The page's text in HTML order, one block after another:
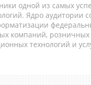
одной из самых
Ядро аудитории
компаний, розничных
технологий и